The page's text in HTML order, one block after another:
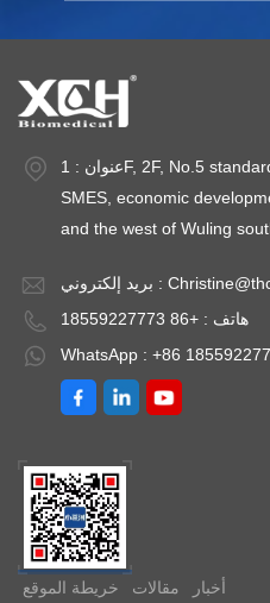
عنوان : 1F, 2F, No.5 standard factory in the pioneer park of
SMES, economic
and the west of Wuling
بريد إلكتروني :
هاتف : +86 18559227773
WhatsApp : +86
خريطة الموقع مقالات أخبار